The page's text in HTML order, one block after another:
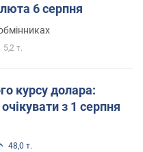
6 серпня
5,2 т.
курсу долара:
з 1 серпня
48,0 т.